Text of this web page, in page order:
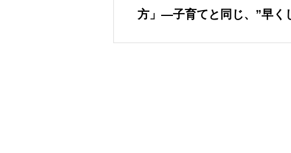
方」―子育てと同じ、”早く